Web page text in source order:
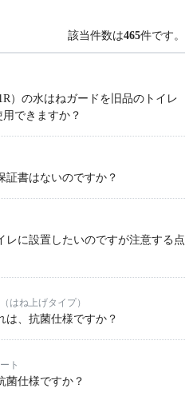
該当件数は465件です。
）の水はねガードを旧品のトイレ
用できますか？
証書はないのですか？
レに設置したいのですが注意する点
はね上げタイプ）
は、抗菌仕様ですか？
ト
菌仕様ですか？